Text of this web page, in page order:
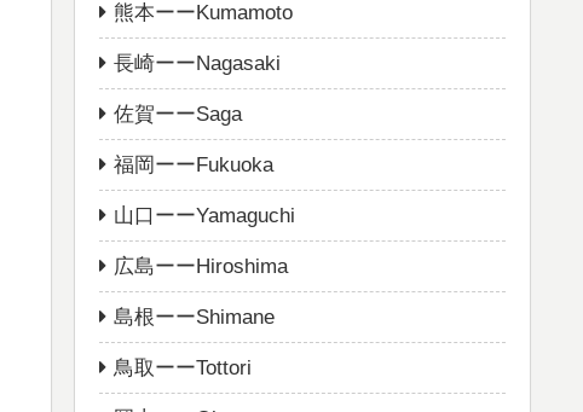
熊本ーーKumamoto
長崎ーーNagasaki
佐賀ーーSaga
福岡ーーFukuoka
山口ーーYamaguchi
広島ーーHiroshima
島根ーーShimane
鳥取ーーTottori